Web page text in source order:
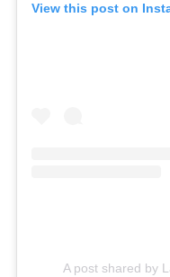
View this post on
A post shared by